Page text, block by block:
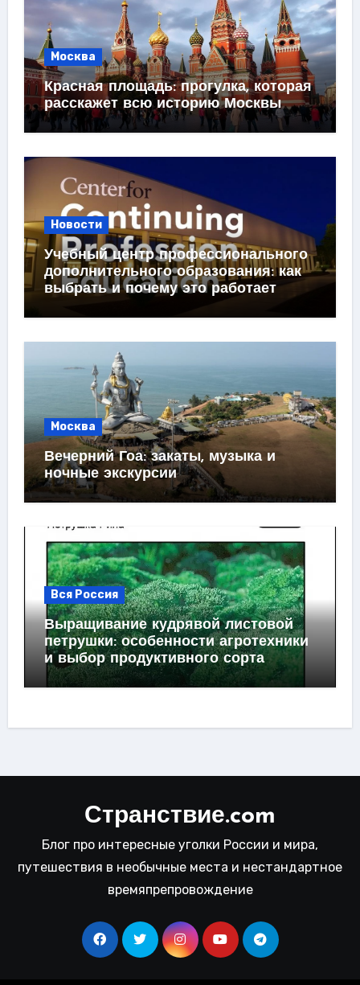
Москва
Красная площадь: прогулка, которая
расскажет всю историю Москвы
Новости
Учебный центр профессионального
дополнительного образования: как
выбрать и почему это работает
Москва
Вечерний Гоа: закаты, музыка и
ночные экскурсии
Вся Россия
Выращивание кудрявой листовой
петрушки: особенности агротехники
и выбор продуктивного сорта
Странствие.com
Блог про интересные уголки России и мира,
путешествия в необычные места и нестандартное
времяпрепровождение